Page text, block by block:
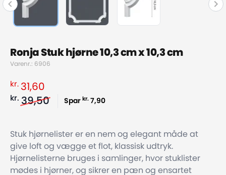
Ronja Stuk hjørne 10,3 cm x 10,3 cm
Varenr.: 6906
kr. 31,60
kr. 39,50 Spar kr. 7,90
Stuk hjørnelister er en nem og elegant måde at
give loft og vægge et flot, klassisk udtryk.
Hjørnelisterne bruges i samlinger, hvor stuklister
mødes i hjørner, og sikrer en pæn og ensartet